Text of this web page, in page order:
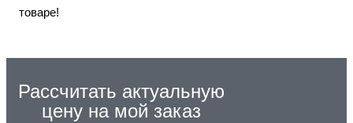
товаре!
Рассчитать актуальную
цену на мой заказ